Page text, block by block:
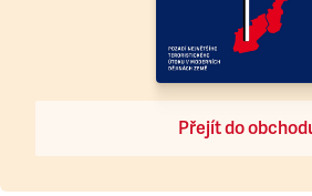
Přejít do